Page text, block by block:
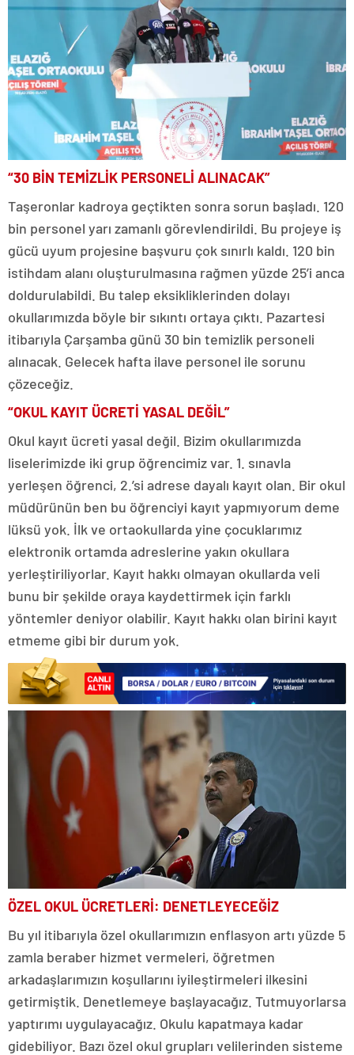
“30 BİN TEMİZLİK PERSONELİ ALINACAK”
Taşeronlar kadroya geçtikten sonra sorun başladı. 120
bin personel yarı zamanlı görevlendirildi. Bu projeye iş
gücü uyum projesine başvuru çok sınırlı kaldı. 120 bin
istihdam alanı oluşturulmasına rağmen yüzde 25’i anca
doldurulabildi. Bu talep eksikliklerinden dolayı
okullarımızda böyle bir sıkıntı ortaya çıktı. Pazartesi
itibarıyla Çarşamba günü 30 bin temizlik personeli
alınacak. Gelecek hafta ilave personel ile sorunu
çözeceğiz.
“OKUL KAYIT ÜCRETİ YASAL DEĞİL”
Okul kayıt ücreti yasal değil. Bizim okullarımızda
liselerimizde iki grup öğrencimiz var. 1. sınavla
yerleşen öğrenci, 2.’si adrese dayalı kayıt olan. Bir okul
müdürünün ben bu öğrenciyi kayıt yapmıyorum deme
lüksü yok. İlk ve ortaokullarda yine çocuklarımız
elektronik ortamda adreslerine yakın okullara
yerleştiriliyorlar. Kayıt hakkı olmayan okullarda veli
bunu bir şekilde oraya kaydettirmek için farklı
yöntemler deniyor olabilir. Kayıt hakkı olan birini kayıt
etmeme gibi bir durum yok.
ÖZEL OKUL ÜCRETLERİ: DENETLEYECEĞİZ
Bu yıl itibarıyla özel okullarımızın enflasyon artı yüzde 5
zamla beraber hizmet vermeleri, öğretmen
arkadaşlarımızın koşullarını iyileştirmeleri ilkesini
getirmiştik. Denetlemeye başlayacağız. Tutmuyorlarsa
yaptırımı uygulayacağız. Okulu kapatmaya kadar
gidebiliyor. Bazı özel okul grupları velilerinden sisteme